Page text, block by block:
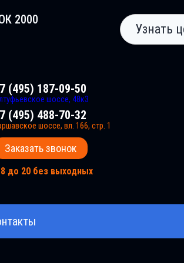
2000
Узнать
(495) 187-09-50
шоссе, 48к3
(495) 488-70-32
шоссе, вл. 166, стр. 1
Заказать звонок
до 20 без выходных